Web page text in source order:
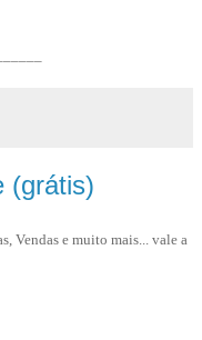
(grátis)
Vendas e muito mais... vale a